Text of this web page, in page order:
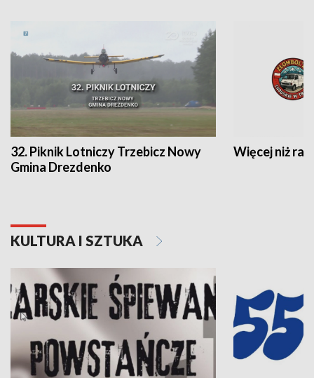
32. Piknik Lotniczy Trzebicz Nowy
Gmina Drezdenko
Więcej niż rajd
KULTURA I SZTUKA